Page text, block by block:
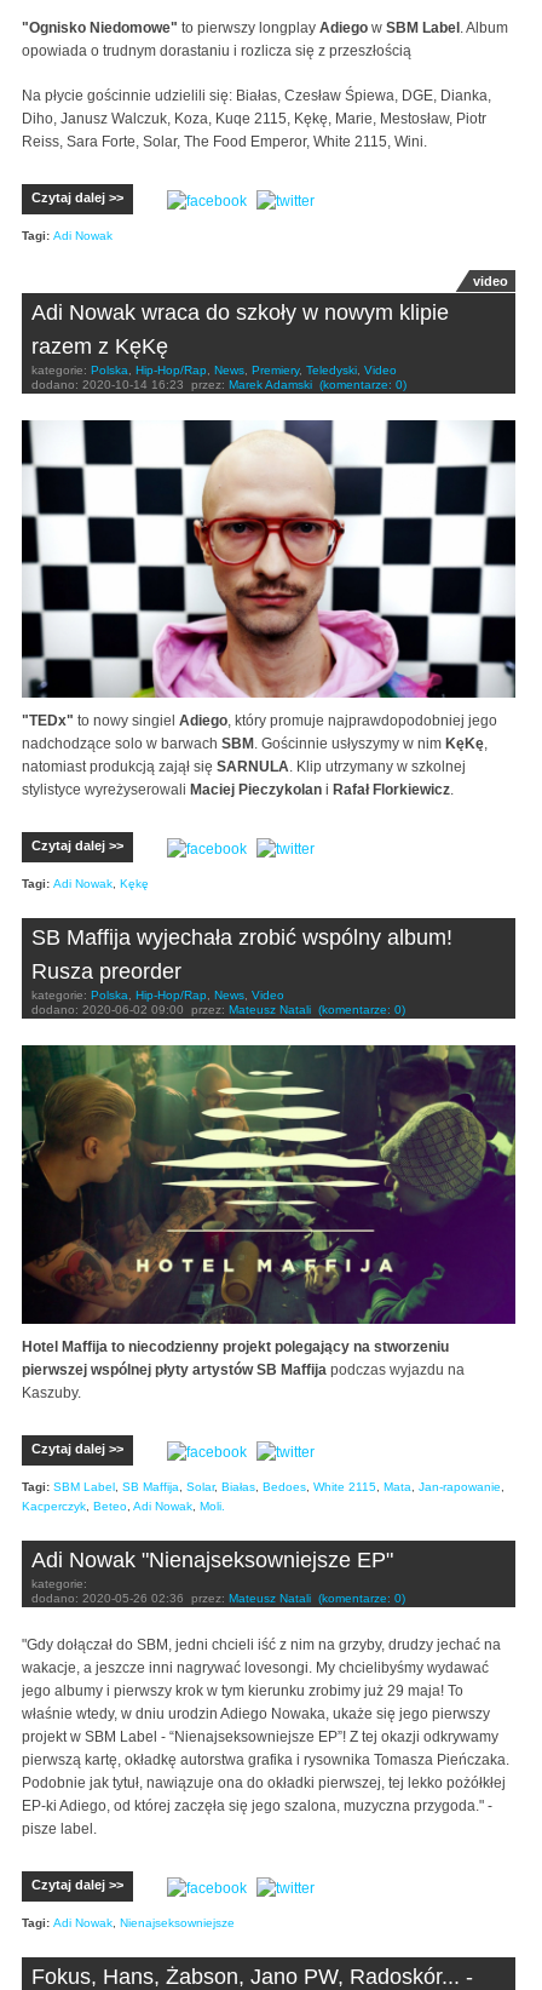
"Ognisko Niedomowe" to pierwszy longplay Adiego w SBM Label . Album
opowiada o trudnym dorastaniu i rozlicza się z przeszłością
Na płycie gościnnie udzielili się: Białas, Czesław Śpiewa, DGE, Dianka,
Diho, Janusz Walczuk, Koza, Kuqe 2115, Kękę, Marie, Mestosław, Piotr
Reiss, Sara Forte, Solar, The Food Emperor, White 2115, Wini.
Czytaj dalej >>
Tagi: Adi Nowak
video
Adi Nowak wraca do szkoły w nowym klipie
razem z KęKę
kategorie: Polska Hip-Hop/Rap News Premiery, Teledyski Video
dodano: 2020-10-14 16:23 przez: Marek Adamski (komentarze: 0)
"TEDx" to nowy singiel Adiego, który promuje najprawdopodobniej jego
nadchodzące solo w barwach SBM . Gościnnie usłyszymy w nim KęKę,
natomiast produkcją zajął się SARNULA. Klip utrzymany w szkolnej
stylistyce wyreżyserowali Maciej Pieczykolan i Rafał Florkiewicz.
Czytaj dalej >>
Tagi: Adi Nowak, Kękę
SB Maffija wyjechała zrobić wspólny album!
Rusza preorder
kategorie: Polska, Hip-Hop/Rap, News, Video
dodano: 2020-06-02 09:00 przez: Mateusz Natali (komentarze: 0)
Hotel Maffija to niecodzienny projekt polegający na stworzeniu
pierwszej wspólnej płyty artystów SB Maffija podczas wyjazdu na
Kaszuby.
Czytaj dalej >>
Tagi: SBM Label SB Maffija Solar, Białas Bedoes White 2115 Mata Jan-rapowanie
Kacperczyk Beteo Adi Nowak Moli.
Adi Nowak "Nienajseksowniejsze EP"
kategorie:
dodano: 2020-05-26 02:36 przez: Mateusz Natali (komentarze: 0)
"Gdy dołączał do SBM, jedni chcieli iść z nim na grzyby, drudzy jechać na
wakacje, a jeszcze inni nagrywać lovesongi. My chcielibyśmy wydawać
jego albumy i pierwszy krok w tym kierunku zrobimy już 29 maja! To
właśnie wtedy, w dniu urodzin Adiego Nowaka, ukaże się jego pierwszy
projekt w SBM Label - “Nienajseksowniejsze EP”! Z tej okazji odkrywamy
pierwszą kartę, okładkę autorstwa grafika i rysownika Tomasza Pieńczaka.
Podobnie jak tytuł, nawiązuje ona do okładki pierwszej, tej lekko pożółkłej
EP-ki Adiego, od której zaczęła się jego szalona, muzyczna przygoda." -
pisze label.
Czytaj dalej >>
Tagi: Adi Nowak Nienajseksowniejsze
Fokus, Hans, Żabson, Jano PW, Radoskór... -